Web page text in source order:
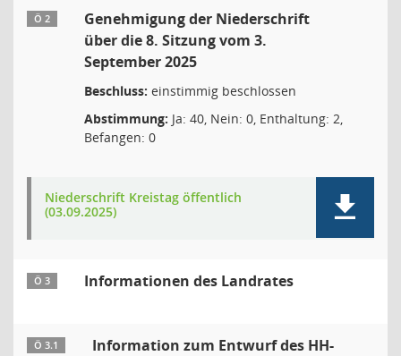
Ö 2
Genehmigung der Niederschrift
über die 8. Sitzung vom 3.
September 2025
Beschluss: einstimmig beschlossen
Abstimmung: Ja: 40, Nein: 0, Enthaltung: 2,
Befangen: 0
Niederschrift Kreistag öffentlich
(03.09.2025)
Ö 3 Informationen des Landrates
Ö 3.1
Information zum Entwurf des HH-